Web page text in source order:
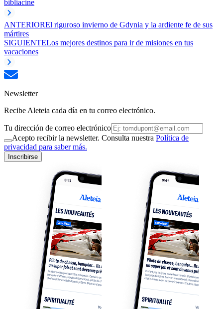
bibliacine
ANTERIOREl riguroso invierno de Gdynia y la ardiente fe de sus
mártires
SIGUIENTELos mejores destinos para ir de misiones en tus
vacaciones
Newsletter
Recibe Aleteia cada día en tu correo electrónico.
Tu dirección de correo electrónico
Acepto recibir la newsletter. Consulta nuestra Política de
privacidad para saber más.
Inscribirse